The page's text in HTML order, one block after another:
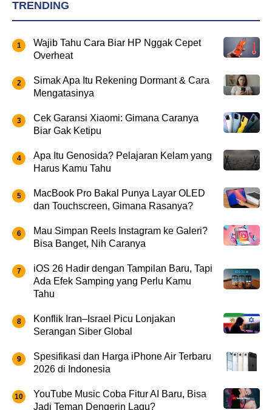
TRENDING
Wajib Tahu Cara Biar HP Nggak Cepet
Overheat
Simak Apa Itu Rekening Dormant & Cara
Mengatasinya
Cek Garansi Xiaomi: Gimana Caranya
Biar Gak Ketipu
Apa Itu Genosida? Pelajaran Kelam yang
Harus Kamu Tahu
MacBook Pro Bakal Punya Layar OLED
dan Touchscreen, Gimana Rasanya?
Mau Simpan Reels Instagram ke Galeri?
Bisa Banget, Nih Caranya
iOS 26 Hadir dengan Tampilan Baru, Tapi
Ada Efek Samping yang Perlu Kamu
Tahu
Konflik Iran–Israel Picu Lonjakan
Serangan Siber Global
Spesifikasi dan Harga iPhone Air Terbaru
2026 di Indonesia
YouTube Music Coba Fitur AI Baru, Bisa
Jadi Teman Dengerin Lagu?